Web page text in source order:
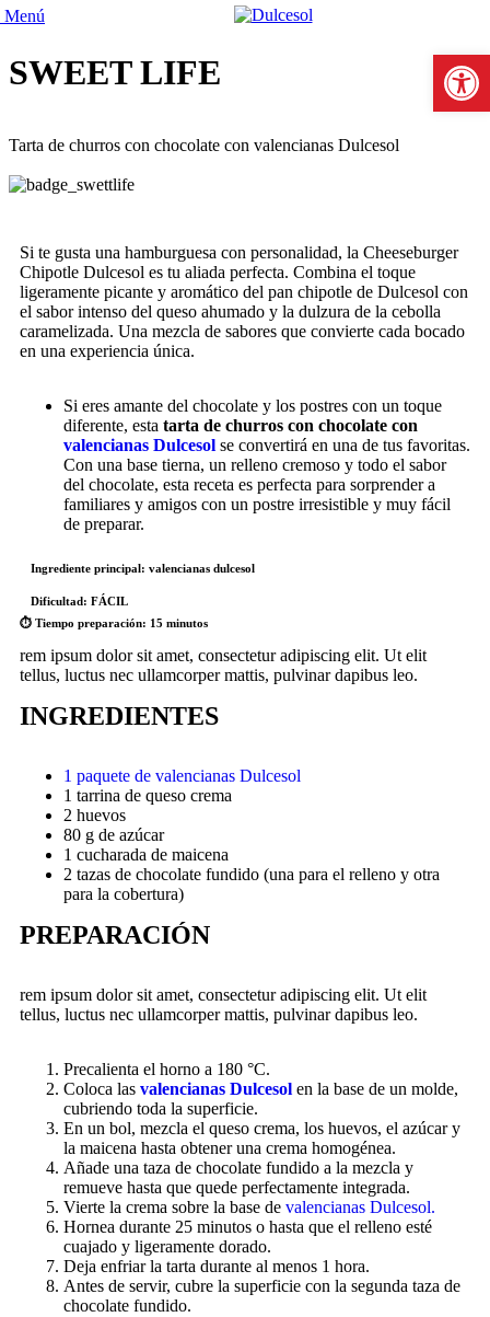
Menú
SWEET LIFE
Tarta de churros con chocolate con valencianas Dulcesol
Si te gusta una hamburguesa con personalidad, la Cheeseburger
Chipotle Dulcesol es tu aliada perfecta. Combina el toque
ligeramente picante y aromático del pan chipotle de Dulcesol con
el sabor intenso del queso ahumado y la dulzura de la cebolla
caramelizada. Una mezcla de sabores que convierte cada bocado
en una experiencia única.
Si eres amante del chocolate y los postres con un toque
diferente, esta tarta de churros con chocolate con
valencianas Dulcesol se convertirá en una de tus favoritas.
Con una base tierna, un relleno cremoso y todo el sabor
del chocolate, esta receta es perfecta para sorprender a
familiares y amigos con un postre irresistible y muy fácil
de preparar.
Ingrediente principal: valencianas dulcesol
Dificultad: FÁCIL
⏱️ Tiempo preparación: 15 minutos
rem ipsum dolor sit amet, consectetur adipiscing elit. Ut elit
tellus, luctus nec ullamcorper mattis, pulvinar dapibus leo.
INGREDIENTES
1 paquete de valencianas Dulcesol
1 tarrina de queso crema
2 huevos
80 g de azúcar
1 cucharada de maicena
2 tazas de chocolate fundido (una para el relleno y otra
para la cobertura)
PREPARACIÓN
rem ipsum dolor sit amet, consectetur adipiscing elit. Ut elit
tellus, luctus nec ullamcorper mattis, pulvinar dapibus leo.
Precalienta el horno a 180 °C.
Coloca las valencianas Dulcesol en la base de un molde,
cubriendo toda la superficie.
En un bol, mezcla el queso crema, los huevos, el azúcar y
la maicena hasta obtener una crema homogénea.
Añade una taza de chocolate fundido a la mezcla y
remueve hasta que quede perfectamente integrada.
Vierte la crema sobre la base de valencianas Dulcesol.
Hornea durante 25 minutos o hasta que el relleno esté
cuajado y ligeramente dorado.
Deja enfriar la tarta durante al menos 1 hora.
Antes de servir, cubre la superficie con la segunda taza de
chocolate fundido.
Abrir